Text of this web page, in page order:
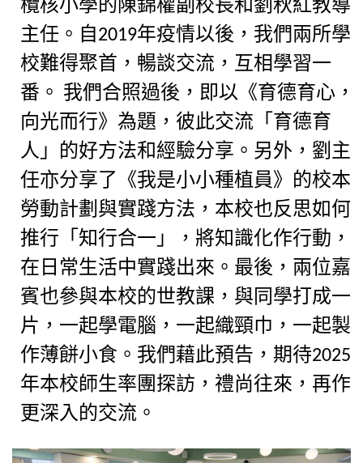
欖核小學的陳錦權副校長和劉秋紅教導
主任。自2019年疫情以後，我們兩所學
校難得聚首，暢談交流，互相學習一
番。 我們合照過後，即以《育德育心，
向光而行》為題，彼此交流「育德育
人」的好方法和經驗分享。另外，劉主
任亦分享了《我是小小種植員》的校本
勞動計劃與實踐方法，本校也反思如何
推行「知行合一」，將知識化作行動，
在日常生活中實踐出來。最後，兩位嘉
賓也參與本校的世教課，與同學打成一
片，一起學電腦，一起織頸巾，一起製
作薄餅小食。我們藉此預告，期待2025
年本校師生率團探訪，禮尚往來，再作
更深入的交流。